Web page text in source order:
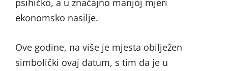
ekonomsko nasilje.
Ove godine, na više je mjesta obilježen
simbolički ovaj datum, s tim da je u